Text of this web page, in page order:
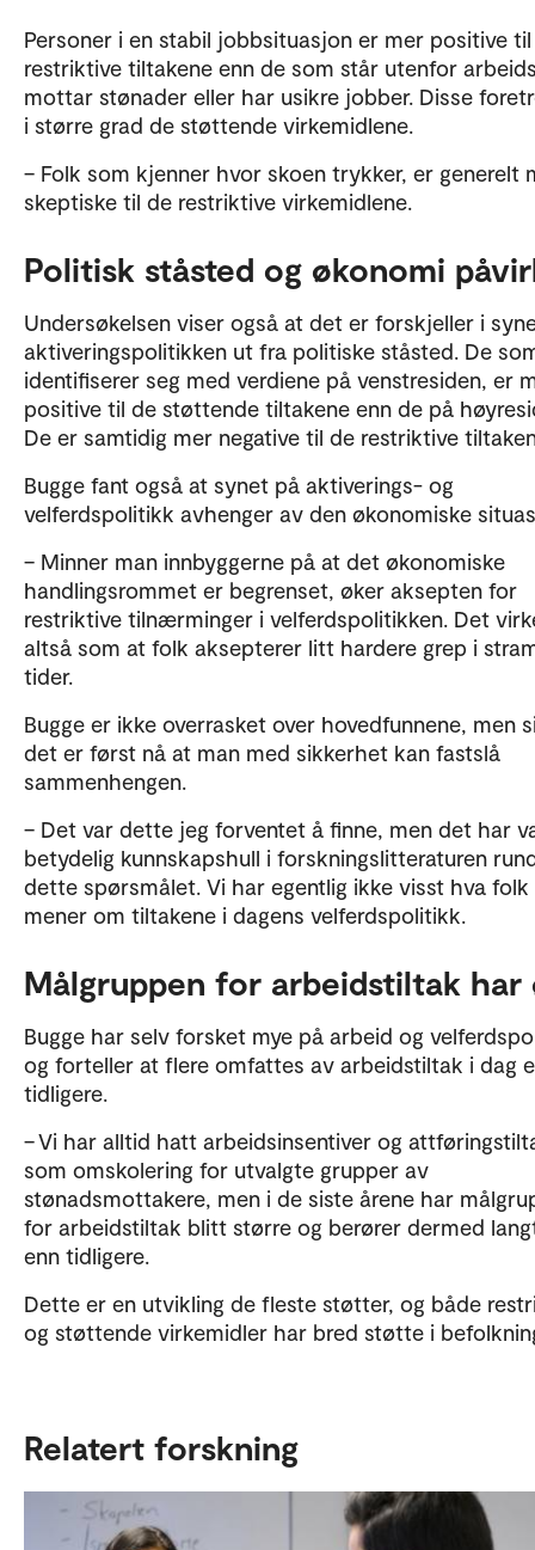
Personer i en stabil jobbsituasjon er mer positive
restriktive tiltakene enn de som står utenfor
mottar stønader eller har usikre jobber. Disse
i større grad de støttende virkemidlene.
– Folk som kjenner hvor skoen trykker, er generelt
skeptiske til de restriktive virkemidlene.
Politisk ståsted og økonomi
Undersøkelsen viser også at det er forskjeller i
aktiveringspolitikken ut fra politiske ståsted. De
identifiserer seg med verdiene på venstresiden, er
positive til de støttende tiltakene enn de på
De er samtidig mer negative til de restriktive
Bugge fant også at synet på aktiverings- og
velferdspolitikk avhenger av den økonomiske
– Minner man innbyggerne på at det økonomiske
handlingsrommet er begrenset, øker aksepten for
restriktive tilnærminger i velferdspolitikken. Det
altså som at folk aksepterer litt hardere grep i
tider.
Bugge er ikke overrasket over hovedfunnene, men
det er først nå at man med sikkerhet kan fastslå
sammenhengen.
– Det var dette jeg forventet å finne, men det har
betydelig kunnskapshull i forskningslitteraturen
dette spørsmålet. Vi har egentlig ikke visst hva folk
mener om tiltakene i dagens velferdspolitikk.
Målgruppen for arbeidstiltak har
Bugge har selv forsket mye på arbeid og
og forteller at flere omfattes av arbeidstiltak i dag
tidligere.
– Vi har alltid hatt arbeidsinsentiver og
som omskolering for utvalgte grupper av
stønadsmottakere, men i de siste årene har
for arbeidstiltak blitt større og berører dermed
enn tidligere.
Dette er en utvikling de fleste støtter, og både
og støttende virkemidler har bred støtte i
Relatert forskning